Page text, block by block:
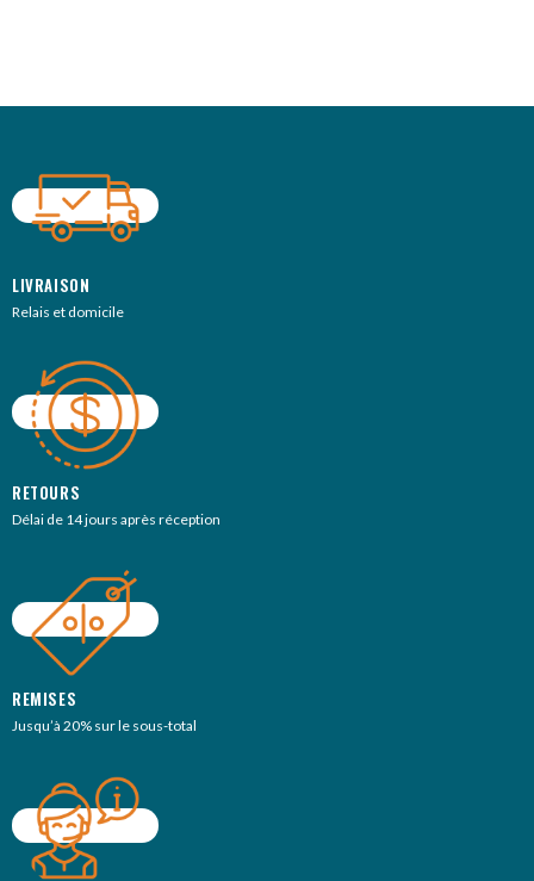
LIVRAISON
Relais et domicile
RETOURS
Délai de 14 jours après réception
REMISES
Jusqu’à 20% sur le sous-total